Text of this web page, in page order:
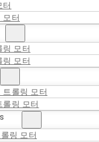
터
모터
링 모터
링 모터
트롤링 모터
롤링 모터
링 모터